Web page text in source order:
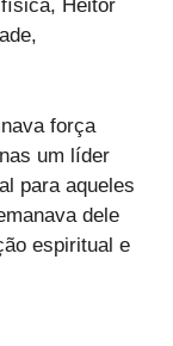
Heitor
força
um líder
para aqueles
dele
espiritual e